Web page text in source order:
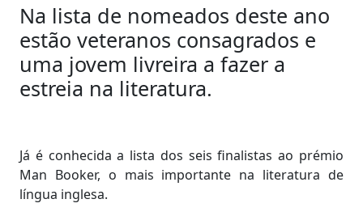
Na lista de nomeados deste ano
estão veteranos consagrados e
uma jovem livreira a fazer a
estreia na literatura.
Já é conhecida a lista dos seis finalistas ao prémio
Man Booker, o mais importante na literatura de
língua inglesa.